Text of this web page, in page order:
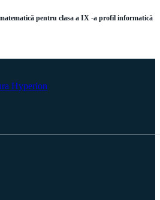
pentru clasa a IX -a profil informatică